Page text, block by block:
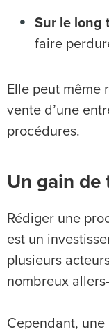
Sur le long
faire
Elle peut même
vente d’une
procédures.
Un gain de
Rédiger une
est un
plusieurs
nombreux
Cependant, une